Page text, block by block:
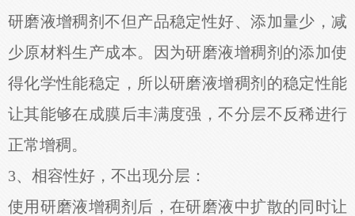
研磨液增稠剂不但产品稳定性好、添加量少，减
少原材料生产成本。因为研磨液增稠剂的添加使
得化学性能稳定，所以研磨液增稠剂的稳定性能
让其能够在成膜后丰满度强，不分层不反稀进行
正常增稠。
3、相容性好，不出现分层：
使用研磨液增稠剂后，在研磨液中扩散的同时让